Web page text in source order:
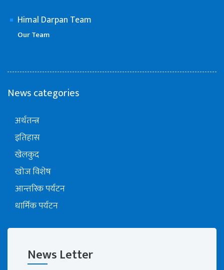
Himal Darpan Team
Our Team
News categories
अर्थतन्त्र
इतिहास
खेलकुद
खोज विशेष
आन्तरिक पर्यटन
धार्मिक पर्यटन
News Letter